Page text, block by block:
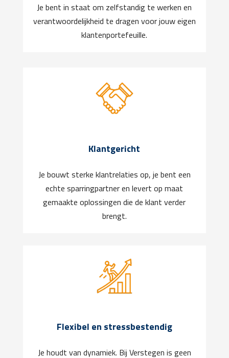
Je bent in staat om zelfstandig te werken en
verantwoordelijkheid te dragen voor jouw eigen
klantenportefeuille.
Klantgericht
Je bouwt sterke klantrelaties op, je bent een
echte sparringpartner en levert op maat
gemaakte oplossingen die de klant verder
brengt.
Flexibel en stressbestendig
Je houdt van dynamiek. Bij Verstegen is geen